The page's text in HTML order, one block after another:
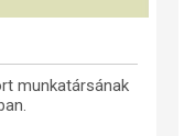
munkatársának